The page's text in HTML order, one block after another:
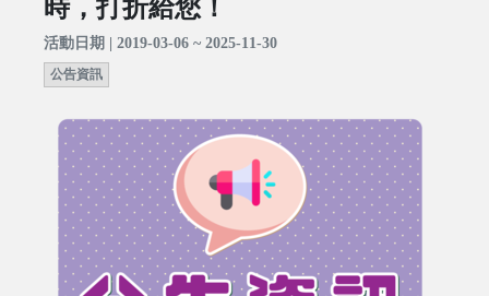
時，打折給您！
活動日期 | 2019-03-06 ~ 2025-11-30
公告資訊